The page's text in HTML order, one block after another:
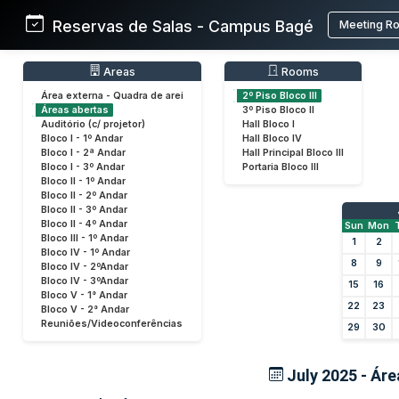
Reservas de Salas - Campus Bagé Meeting
Areas
Área externa - Quadra de arei
Áreas abertas
Auditório (c/ projetor)
Bloco I - 1º Andar
Bloco I - 2ª Andar
Bloco I - 3º Andar
Bloco II - 1º Andar
Bloco II - 2º Andar
Bloco II - 3º Andar
Bloco II - 4º Andar
Bloco III - 1º Andar
Bloco IV - 1º Andar
Bloco IV - 2ºAndar
Bloco IV - 3ºAndar
Bloco V - 1° Andar
Bloco V - 2° Andar
Reuniões/Videoconferências
Rooms
2º Piso Bloco III
3º Piso Bloco II
Hall Bloco I
Hall Bloco IV
Hall Principal Bloco III
Portaria Bloco III
Sun Mon
1
2
8
9
15
16
22
23
29
30
July 2025 -